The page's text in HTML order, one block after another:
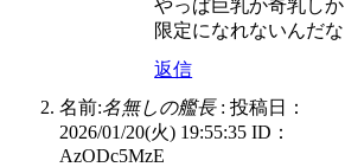
やっぱ巨乳か奇乳しか
限定になれないんだな
返信
名前:名無しの艦長: 投稿日：
2026/01/20(火) 19:55:35 ID：
AzODc5MzE